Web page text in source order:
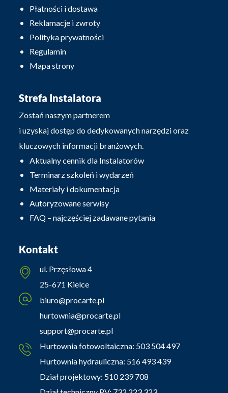
Płatności i dostawa
Reklamacje i zwroty
Polityka prywatności
Regulamin
Mapa strony
Strefa Instalatora
Zostań naszym partnerem
i uzyskaj dostęp do dedykowanych narzędzi oraz
kluczowych informacji branżowych.
Aktualny cennik dla Instalatorów
Terminarz szkoleń i wydarzeń
Materiały i dokumentacja
Autoryzowane serwisy
FAQ – najczęściej zadawane pytania
Kontakt
ul. Przęsłowa 4
25-671 Kielce
biuro@procarte.pl
hurtownia@procarte.pl
support@procarte.pl
Hurtownia fotowoltaiczna: 503 504 497
Hurtownia hydrauliczna: 516 493 439
Dział projektowy: 510 239 708